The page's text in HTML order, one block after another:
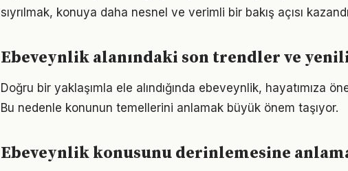
sıyrılmak, konuya daha nesnel ve verimli bir bakış açısı
Ebeveynlik alanındaki son trendler ve
Doğru bir yaklaşımla ele alındığında ebeveynlik, hayatımıza
Bu nedenle konunun temellerini anlamak büyük önem taşıyor.
Ebeveynlik konusunu derinlemesine